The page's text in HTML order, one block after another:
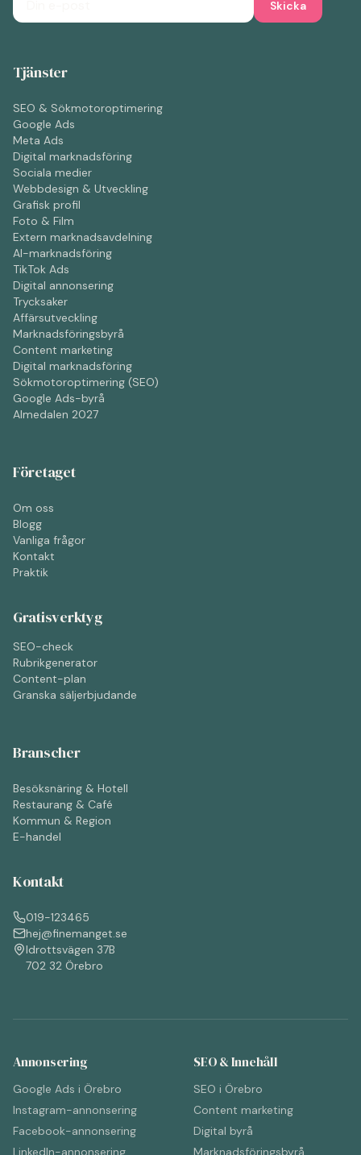
Skicka
Tjänster
SEO & Sökmotoroptimering
Google Ads
Meta Ads
Digital marknadsföring
Sociala medier
Webbdesign & Utveckling
Grafisk profil
Foto & Film
Extern marknadsavdelning
AI-marknadsföring
TikTok Ads
Digital annonsering
Trycksaker
Affärsutveckling
Marknadsföringsbyrå
Content marketing
Digital marknadsföring
Sökmotoroptimering (SEO)
Google Ads-byrå
Almedalen 2027
Företaget
Om oss
Blogg
Vanliga frågor
Kontakt
Praktik
Gratisverktyg
SEO-check
Rubrikgenerator
Content-plan
Granska säljerbjudande
Branscher
Besöksnäring & Hotell
Restaurang & Café
Kommun & Region
E-handel
Kontakt
019-123465
hej@finemanget.se
Idrottsvägen 37B
702 32 Örebro
Annonsering
Google Ads i Örebro
Instagram-annonsering
Facebook-annonsering
LinkedIn-annonsering
SEO & Innehåll
SEO i Örebro
Content marketing
Digital byrå
Marknadsföringsbyrå